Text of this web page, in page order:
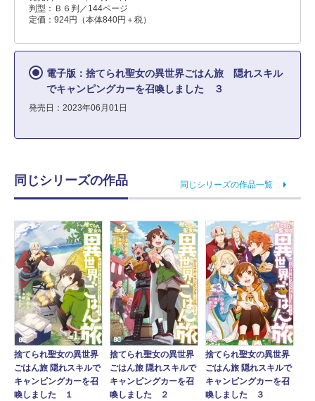
判型：Ｂ６判／144ページ
定価：924円（本体840円＋税）
電子版：捨てられ聖女の異世界ごはん旅 隠れスキル
でキャンピングカーを召喚しました ３
発売日：2023年06月01日
同じシリーズの作品 同じシリーズの作品一覧
捨てられ聖女の異世界
ごはん旅 隠れスキルで
キャンピングカーを召
喚しました １
捨てられ聖女の異世界
ごはん旅 隠れスキルで
キャンピングカーを召
喚しました ２
捨てられ聖女の異世界
ごはん旅 隠れスキルで
キャンピングカーを召
喚しました ３